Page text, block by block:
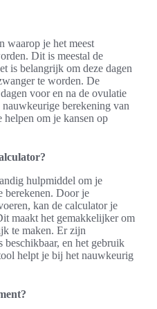
waarop je het meest
Dit is meestal de
is belangrijk om deze dagen
te worden. De
voor en na de ovulatie
berekening van
om je kansen op
hulpmiddel om je
berekenen. Door je
kan de calculator je
maakt het gemakkelijker om
te maken. Er zijn
en het gebruik
helpt je bij het nauwkeurig